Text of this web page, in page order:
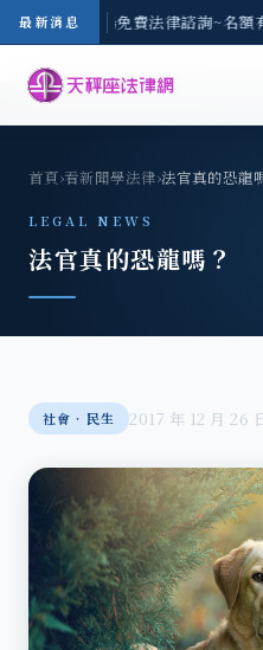
最新消息
-8/3(一) 現場免費法律諮詢~名
首頁›看新聞學法律›法官真的恐龍
LEGAL NEWS
法官真的恐龍嗎？
社會‧民生 2017 年 12 月 26